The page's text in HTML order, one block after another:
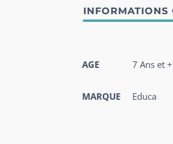
AGE 7 Ans et +
MARQUE Educa